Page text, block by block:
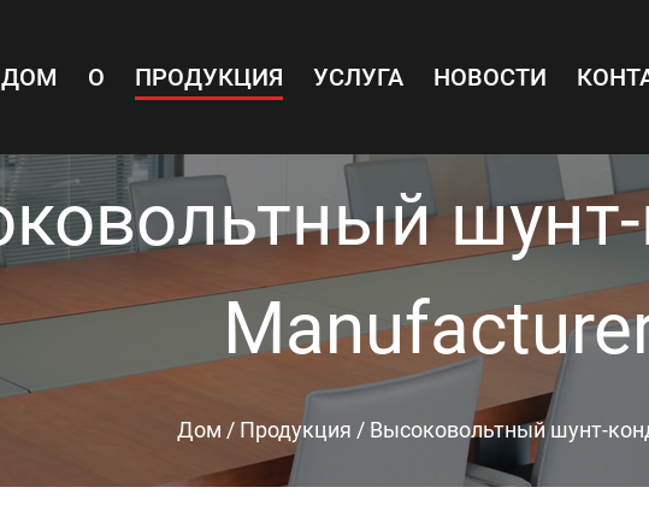
ДОМ О ПРОДУКЦИЯ УСЛУГА НОВОСТИ
Дом / Продукция / Высоковольтный шунт-